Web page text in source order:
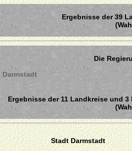
Ergebnisse der 39
Die
Darmstadt
Ergebnisse der 11 Landkreise und
Stadt Darmstadt